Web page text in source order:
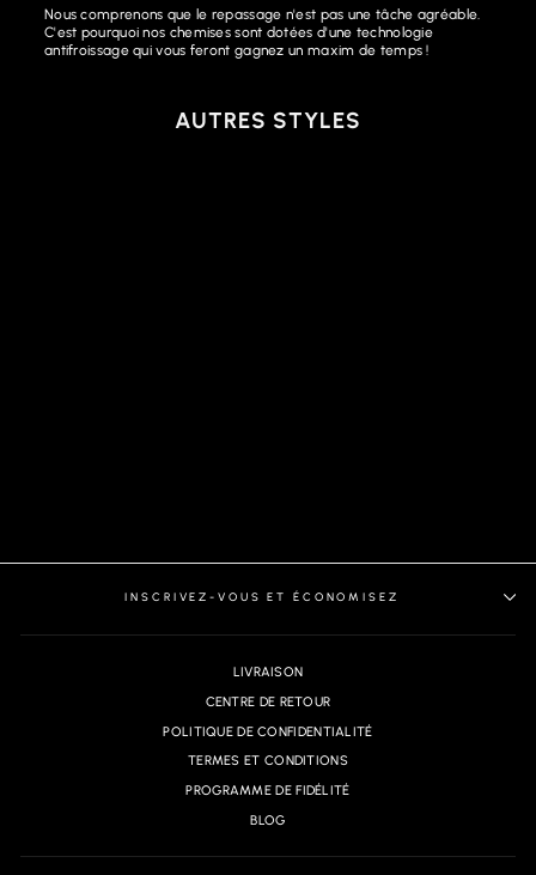
Nous comprenons que le repassage n'est pas une tâche agréable.
C'est pourquoi nos chemises sont dotées d'une technologie
antifroissage qui vous feront gagnez un maxim de temps !
AUTRES STYLES
INSCRIVEZ-VOUS ET ÉCONOMISEZ
LIVRAISON
CENTRE DE RETOUR
POLITIQUE DE CONFIDENTIALITÉ
TERMES ET CONDITIONS
PROGRAMME DE FIDÉLITÉ
BLOG